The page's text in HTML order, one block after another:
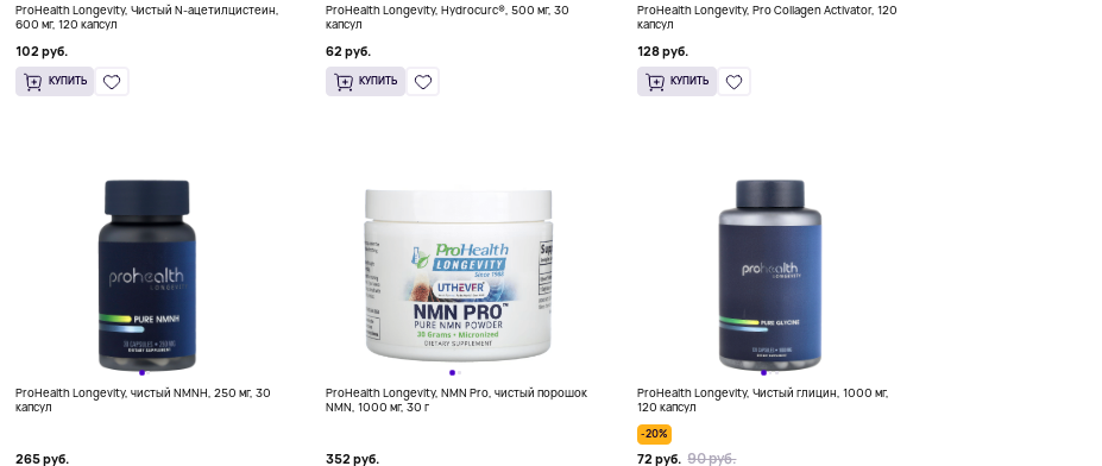
ProHealth Longevity, Чистый N-ацетилцистеин,
600 мг, 120 капсул
102 руб.
КУПИТЬ
ProHealth Longevity, Hydrocurc®, 500 мг, 30
капсул
62 руб.
КУПИТЬ
ProHealth Longevity, Pro Collagen Activator, 120
капсул
128 руб.
КУПИТЬ
ProHealth Longevity, чистый NMNH, 250 мг, 30
капсул
265 руб.
ProHealth Longevity, NMN Pro, чистый порошок
NMN, 1000 мг, 30 г
352 руб.
ProHealth Longevity, Чистый глицин, 1000 мг,
120 капсул
-20%
72 руб. 90 руб.